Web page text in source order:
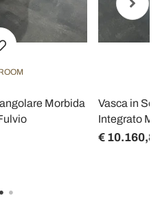
Morbida
Vasca in
Integrato
€